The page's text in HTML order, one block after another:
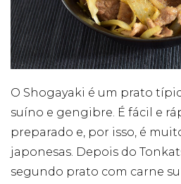
O Shogayaki é um prato
suíno e gengibre. É fácil e
preparado e, por isso, é
japonesas. Depois do
segundo prato com carne